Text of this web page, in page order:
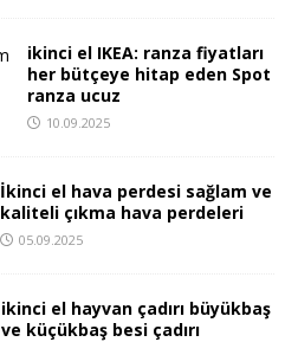
ikinci el IKEA: ranza fiyatları
her bütçeye hitap eden Spot
ranza ucuz
10.09.2025
İkinci el hava perdesi sağlam ve
kaliteli çıkma hava perdeleri
05.09.2025
ikinci el hayvan çadırı büyükbaş
ve küçükbaş besi çadırı